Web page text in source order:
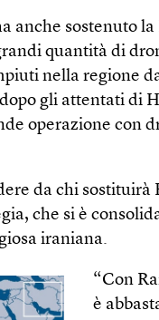
anche sostenuto
quantità di
nella regione
gli attentati di
operazione con
da chi sostituirà
che si è
iraniana.
“Con
è